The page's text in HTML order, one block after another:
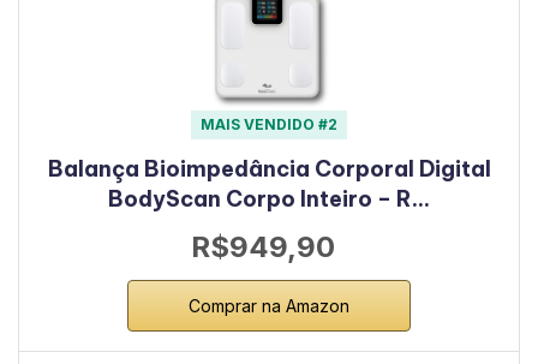
MAIS VENDIDO #2
Balança Bioimpedância Corporal Digital
BodyScan Corpo Inteiro – R…
R$949,90
Comprar na Amazon